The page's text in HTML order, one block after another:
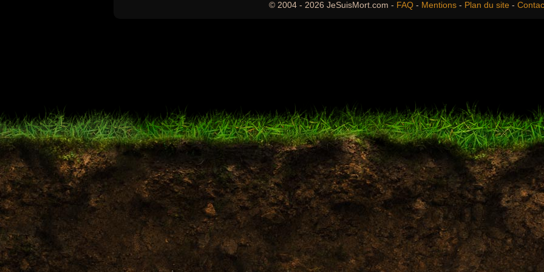
© 2004 - 2026 JeSuisMort.com - FAQ - Mentions - Plan du site -